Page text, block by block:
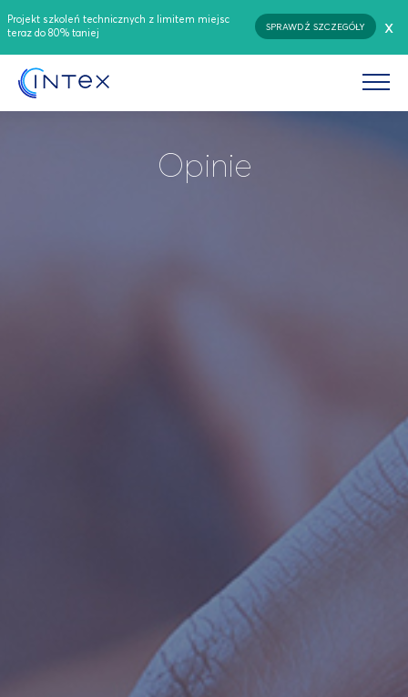
Projekt szkoleń technicznych z limitem miejsc
teraz do 80% taniej
SPRAWDŹ SZCZEGÓŁY x
Opinie